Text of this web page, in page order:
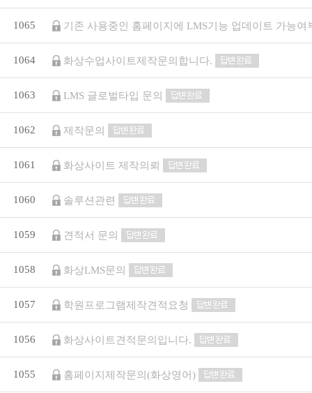
1065 기존 사용중인 홈페이지에 LMS기능 업데이트 가능여
1064 화상수업사이트제작문의합니다.
1063 LMS 글로벌타입 문의
1062 제작문의
1061 화상사이트 제작의뢰
1060 솔루션관련
1059 견적서 문의
1058 화상LMS문의
1057 학원프로그램제작견적요청
1056 화상사이트견적문의입니다.
1055 홈페이지제작문의(화상영어)